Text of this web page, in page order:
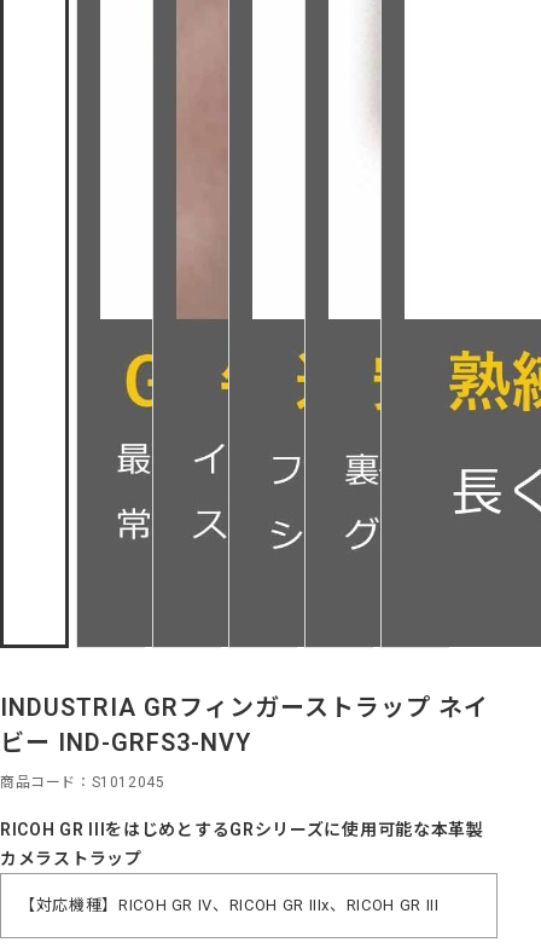
INDUSTRIA GRフィンガーストラップ ネイ
ビー IND-GRFS3-NVY
商品コード S1012045
RICOH GR IIIをはじめとするGRシリーズに使用可能な本革製
カメラストラップ
【対応機種】RICOH GR IV、RICOH GR IIIx、RICOH GR III